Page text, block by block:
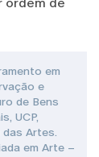
em
e
de Bens
UCP,
Artes.
em Arte –